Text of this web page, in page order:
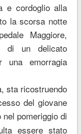
e cordoglio alla
la scorsa notte
Maggiore,
di un delicato
una emorragia
sta ricostruendo
del giovane
nel pomeriggio di
essere stato